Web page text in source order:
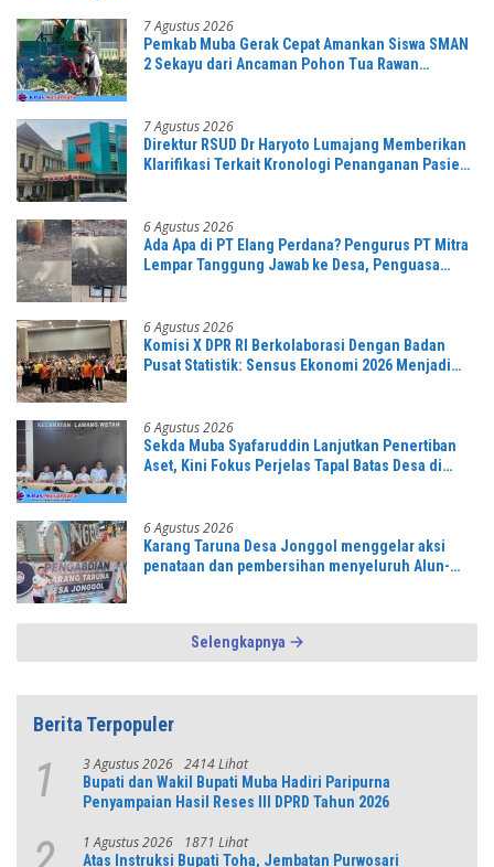
7 Agustus 2026
Pemkab Muba Gerak Cepat Amankan Siswa SMAN
2 Sekayu dari Ancaman Pohon Tua Rawan
7 Agustus 2026
Direktur RSUD Dr Haryoto Lumajang Memberikan
Klarifikasi Terkait Kronologi Penanganan Pasien
6 Agustus 2026
Ada Apa di PT Elang Perdana? Pengurus PT Mitra
Lempar Tanggung Jawab ke Desa, Penguasa
6 Agustus 2026
Komisi X DPR RI Berkolaborasi Dengan Badan
Pusat Statistik: Sensus Ekonomi 2026 Menjadi
6 Agustus 2026
Sekda Muba Syafaruddin Lanjutkan Penertiban
Aset, Kini Fokus Perjelas Tapal Batas Desa di
6 Agustus 2026
Karang Taruna Desa Jonggol menggelar aksi
penataan dan pembersihan menyeluruh Alun-
“,karang taruna desa Jonggol Jaya Jaya,”
Selengkapnya
Berita Terpopuler
1 3 Agustus 2026 2414 Lihat
Bupati dan Wakil Bupati Muba Hadiri Paripurna
Penyampaian Hasil Reses III DPRD Tahun 2026
1 Agustus 2026 1871 Lihat
Atas Instruksi Bupati Toha, Jembatan Purwosari